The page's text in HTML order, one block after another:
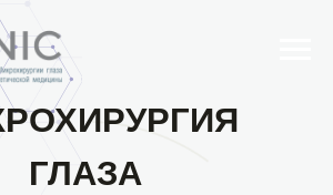
ГЛАЗА